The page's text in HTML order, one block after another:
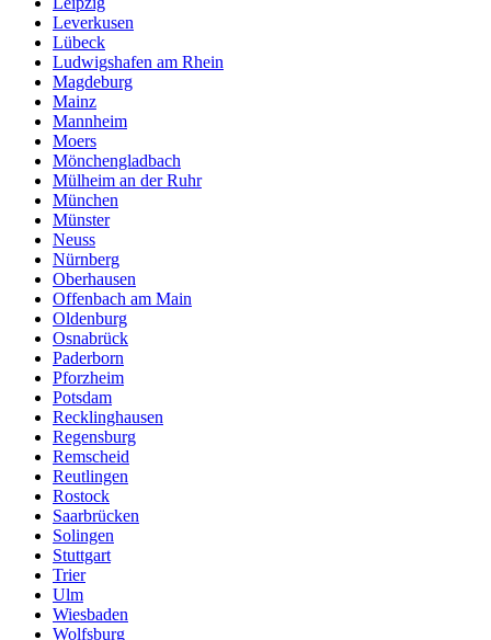
Leverkusen
Lübeck
Ludwigshafen am Rhein
Magdeburg
Mainz
Mannheim
Moers
Mönchengladbach
Mülheim an der Ruhr
München
Münster
Neuss
Nürnberg
Oberhausen
Offenbach am Main
Oldenburg
Osnabrück
Paderborn
Pforzheim
Potsdam
Recklinghausen
Regensburg
Remscheid
Reutlingen
Rostock
Saarbrücken
Solingen
Stuttgart
Trier
Ulm
Wiesbaden
Wolfsburg